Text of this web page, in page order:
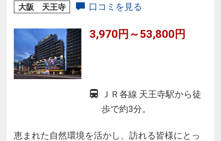
大阪 天王寺 口コミを見る
3,970円～53,800円
ＪＲ各線 天王寺駅から徒
歩で約3分。
恵まれた自然環境を活かし、訪れる皆様にとっ